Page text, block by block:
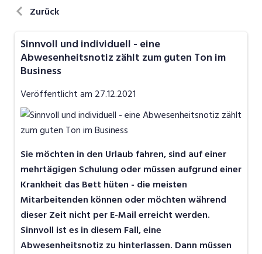
Job-News
Job-Storys
Job-Tipps
Video
Zurück
​Sinnvoll und individuell - eine
Abwesenheitsnotiz zählt zum guten Ton im
Business
Veröffentlicht am 27.12.2021
Sie möchten in den Urlaub fahren, sind auf einer
mehrtägigen Schulung oder müssen aufgrund einer
Krankheit das Bett hüten - die meisten
Mitarbeitenden können oder möchten während
dieser Zeit nicht per E-Mail erreicht werden.
Sinnvoll ist es in diesem Fall, eine
Abwesenheitsnotiz zu hinterlassen. Dann müssen